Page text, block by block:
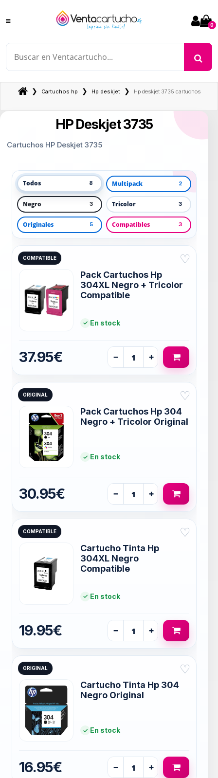
0
❯ Cartuchos hp ❯ Hp deskjet❯ Hp deskjet 3735 cartuchos
HP Deskjet 3735
Cartuchos HP Deskjet 3735
Todos 8 Multipack 2
Negro 3 Tricolor 3
Originales 5 Compatibles 3
COMPATIBLE ♡
Pack Cartuchos Hp
304XL Negro + Tricolor
Compatible
En stock
37.95€ − +
ORIGINAL ♡
Pack Cartuchos Hp 304
Negro + Tricolor Original
En stock
30.95€ − +
COMPATIBLE ♡
Cartucho Tinta Hp
304XL Negro
Compatible
En stock
19.95€ − +
ORIGINAL ♡
Cartucho Tinta Hp 304
Negro Original
En stock
16.95€ − +